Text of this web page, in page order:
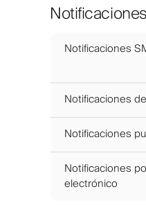
Notificaciones
Notificaciones
Notificaciones
Notificaciones
Notificaciones
electrónico